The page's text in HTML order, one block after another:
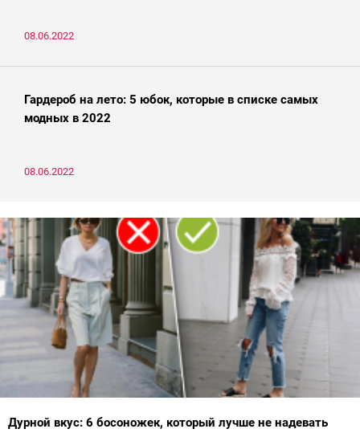
08.06.2022
Гардероб на лето: 5 юбок, которые в списке самых
модных в 2022
08.06.2022
Дурной вкус: 6 босоножек, который лучше не надевать